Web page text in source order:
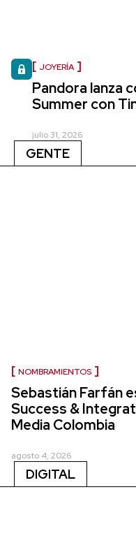
JOYERÍA
Pandora lanza
Summer con
julio 31, 2026
GENTE
NOMBRAMIENTOS
Sebastián Farfán
Success &
Media Colombia
agosto 4, 2026
DIGITAL